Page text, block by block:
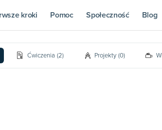
kroki Pomoc Społeczność Blog
Ćwiczenia (2) Projekty (0)